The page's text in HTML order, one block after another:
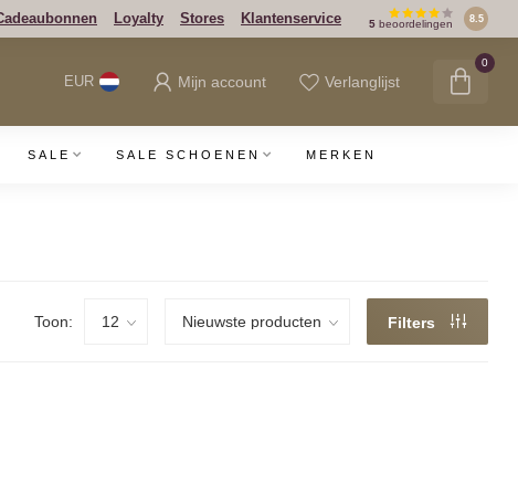
Loyalty Stores Klantenservice 5 beoordelingen 8.5
EUR Mijn account Verlanglijst
0
SALE SALE SCHOENEN MERKEN
Toon: Filters